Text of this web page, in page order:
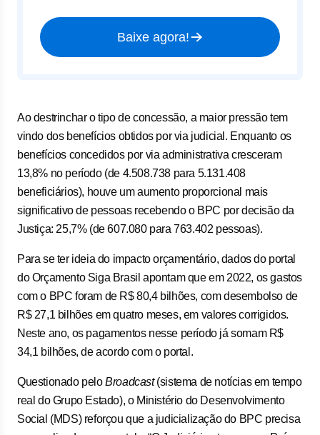
Baixe agora!
Ao destrinchar o tipo de concessão, a maior pressão tem
vindo dos benefícios obtidos por via judicial. Enquanto os
benefícios concedidos por via administrativa cresceram
13,8% no período (de 4.508.738 para 5.131.408
beneficiários), houve um aumento proporcional mais
significativo de pessoas recebendo o BPC por decisão da
Justiça: 25,7% (de 607.080 para 763.402 pessoas).
Para se ter ideia do impacto orçamentário, dados do portal
do Orçamento Siga Brasil apontam que em 2022, os gastos
com o BPC foram de R$ 80,4 bilhões, com desembolso de
R$ 27,1 bilhões em quatro meses, em valores corrigidos.
Neste ano, os pagamentos nesse período já somam R$
34,1 bilhões, de acordo com o portal.
Questionado peloBroadcast(sistema de notícias em tempo
real do Grupo Estado), o Ministério do Desenvolvimento
Social (MDS) reforçou que a judicialização do BPC precisa